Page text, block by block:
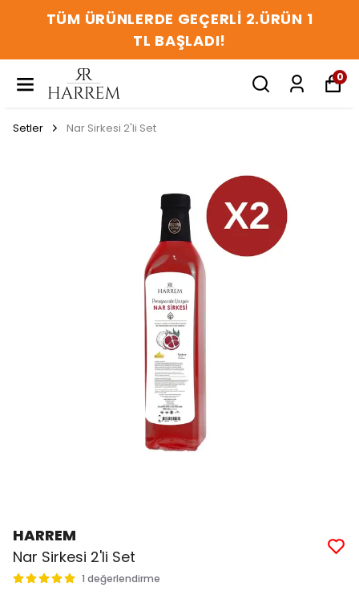
TÜM ÜRÜNLERDE GEÇERLİ 2.ÜRÜN 1
TL BAŞLADI!
0
Setler Nar Sirkesi 2'li Set
HARREM
Nar Sirkesi 2'li Set
1 değerlendirme